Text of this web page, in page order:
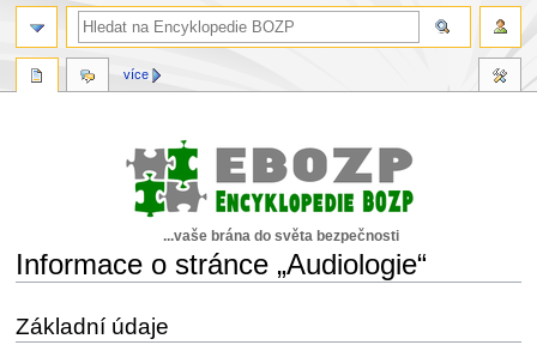
...vaše brána do světa bezpečnosti
Informace o stránce „Audiologie“
na
na
Základní údaje
více